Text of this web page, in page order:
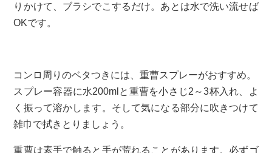
りかけて、ブラシでこするだけ。あとは水で洗い流せば
OKです。
コンロ周りのベタつきには、重曹スプレーがおすすめ。
スプレー容器に水200mlと重曹を小さじ2～3杯入れ、よ
く振って溶かします。そして気になる部分に吹きつけて
雑巾で拭きとりましょう。
重曹は素手で触ると手が荒れることがあります。必ずゴ